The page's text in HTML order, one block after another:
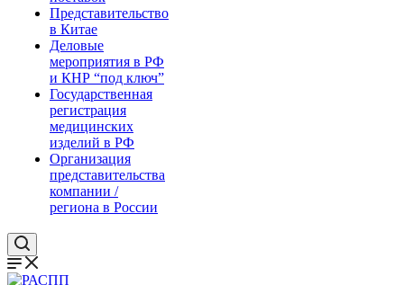
Представительство
в Китае
Деловые
мероприятия в РФ
и КНР “под ключ”
Государственная
регистрация
медицинских
изделий в РФ
Организация
представительства
компании /
региона в России